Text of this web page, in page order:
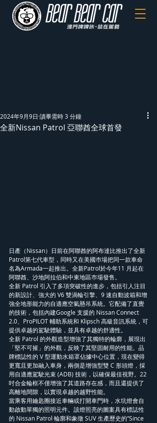
全新Nissan Patrol 亞聯酋全球首發
2024年9月9日 讀畢需時 3 分鐘
日產（Nissan）日前在阿聯酋的阿布達比推出了全新
Patrol第七代車型，同時又在美國巿場把同一款車命
名為Armada一起推出。全新Patrol於今年11 月起在
阿聯酋、沙地阿拉伯和中東地區巿場發售。
全新 Patrol 引入了多項突破性的進步，包括引人注目
的新設計、強大的 V6 雙渦輪引擎、9 速自動波箱和增
強全地形能力的自適應空氣懸吊系統。它配備了直覺
的技術，包括內建Google 支援的 Nissan Connect
2.0、ProPILOT 輔助系統和 Klipsch 高級音訊系統，可
提供卓越的駕駛體驗，並具有卓越的舒適性。
全新 Patrol 的外觀造型增強了其獨特的輪廓，展現出
「堅不可摧」的外觀，反映了其堅固耐用的性能。品
牌標誌性的 V 型運動水箱罩佔據中心位置，現在變得
更寬且更加融入車身，兩側是增強型雙 C 形頭燈，採
用自適應駕駛光束 (ADB) 技術，以確保最佳視野。22
吋合金輪框不僅增強了其道路存在感，而且還提供了
高離地間隙，以實現卓越的越野性能。
當乘客用鑰匙圈接近車輛或打開車門時，水坑燈會自
動啟動單獨的照明元件。該燈照亮的圖案具有標誌性
的 Nissan Patrol 輪廓和象徵 SUV 生產歷史的“Since